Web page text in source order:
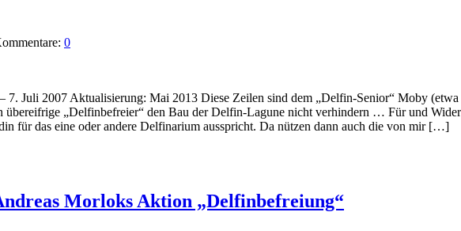
0
7. Juli 2007 Aktualisierung: Mai 2013 Diese Zeilen sind dem „Delfin-Senior“ Moby
übereifrige „Delfinbefreier“ den Bau der Delfin-Lagune nicht verhindern … Für und
für das eine oder andere Delfinarium ausspricht. Da nützen dann auch die von mir […]
Morloks Aktion „Delfinbefreiung“